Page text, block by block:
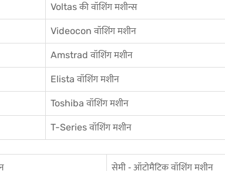
Voltas की वॉशिंग मशीन्स
Videocon वॉशिंग मशीन
Amstrad वॉशिंग मशीन
Elista वॉशिंग मशीन
Toshiba वॉशिंग मशीन
T-Series वॉशिंग मशीन
सेमी ‐ ऑटोमैटिक वॉशिंग मशीन